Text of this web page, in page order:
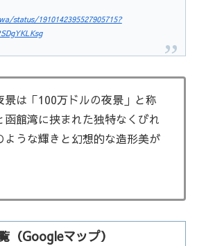
status/1910142395527905715?
景は「100万ドルの夜景」と称
函館湾に挟まれた独特なくびれ
ような輝きと幻想的な造形美が
（Googleマップ）